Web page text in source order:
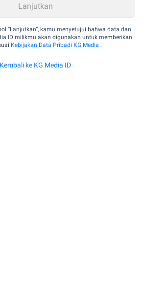
“Lanjutkan”, kamu menyetujui bahwa data dan
ID milikmu akan digunakan untuk memberikan
Kebijakan Data Pribadi KG Media .
Kembali ke KG Media ID